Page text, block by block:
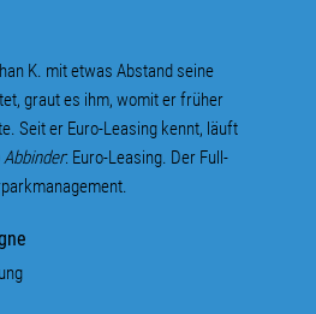
K. mit etwas Abstand seine
graut es ihm, womit er früher
Seit er Euro-Leasing kennt, läuft
Abbinder: Euro-Leasing. Der Full-